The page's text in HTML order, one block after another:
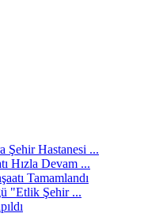
Şehir Hastanesi ...
Hızla Devam ...
Tamamlandı
"Etlik Şehir ...